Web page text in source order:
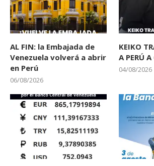
AL FIN: la Embajada de
Venezuela volverá a abrir
en Perú
06/08/2026
KEIKO
A PERÚ
04/08/2026